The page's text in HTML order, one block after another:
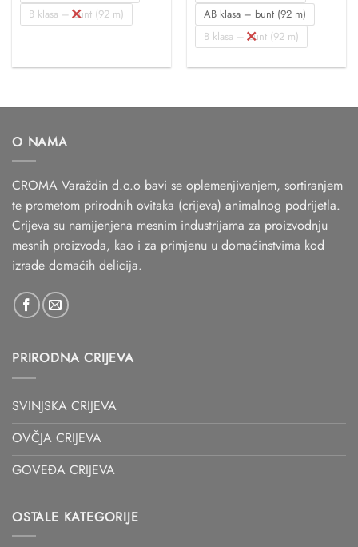
B klasa – bunt (92 m)
AB klasa – bunt (92 m)
B klasa – bunt (92 m)
O NAMA
CROMA Varaždin d.o.o bavi se oplemenjivanjem, sortiranjem
te prometom prirodnih ovitaka (crijeva) animalnog podrijetla.
Crijeva su namijenjena mesnim industrijama za proizvodnju
mesnih proizvoda, kao i za primjenu u domaćinstvima kod
izrade domaćih delicija.
PRIRODNA CRIJEVA
SVINJSKA CRIJEVA
OVČJA CRIJEVA
GOVEĐA CRIJEVA
OSTALE KATEGORIJE